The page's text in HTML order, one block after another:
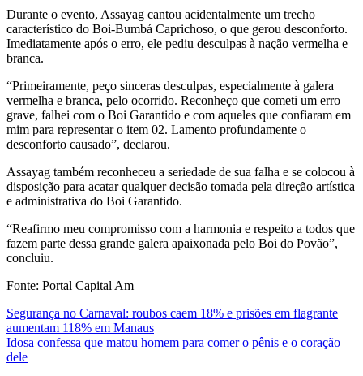
Durante o evento, Assayag cantou acidentalmente um trecho
característico do Boi-Bumbá Caprichoso, o que gerou desconforto.
Imediatamente após o erro, ele pediu desculpas à nação vermelha e
branca.
“Primeiramente, peço sinceras desculpas, especialmente à galera
vermelha e branca, pelo ocorrido. Reconheço que cometi um erro
grave, falhei com o Boi Garantido e com aqueles que confiaram em
mim para representar o item 02. Lamento profundamente o
desconforto causado”, declarou.
Assayag também reconheceu a seriedade de sua falha e se colocou à
disposição para acatar qualquer decisão tomada pela direção artística
e administrativa do Boi Garantido.
“Reafirmo meu compromisso com a harmonia e respeito a todos que
fazem parte dessa grande galera apaixonada pelo Boi do Povão”,
concluiu.
Fonte: Portal Capital Am
Navegação
de
Post
Segurança no Carnaval: roubos caem 18% e prisões em flagrante
aumentam 118% em Manaus
Idosa confessa que matou homem para comer o pênis e o coração
dele